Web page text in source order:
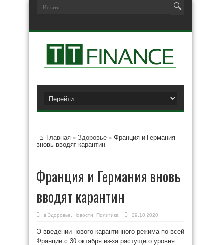
Главная » Здоровье » Франция и Германия
вновь вводят карантин
Франция и Германия вновь
вводят карантин
в Здоровье Новости Политика 29.10.2020
О введении нового карантинного режима по всей
Франции с 30 октября из-за растущего уровня